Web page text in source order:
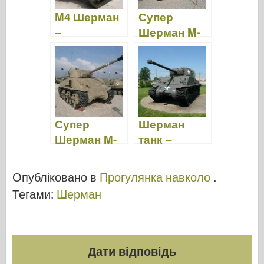
M4 Шерман
–
Прогулянка
Навколо
Супер
Шерман M-
51 –
Прогулянка
Навколо
Супер
Шерман M-
Прогулянка
Навколо
Шерман
танк –
Опубліковано в Прогулянка навколо .
Тегами: Шерман
Дати відповідь